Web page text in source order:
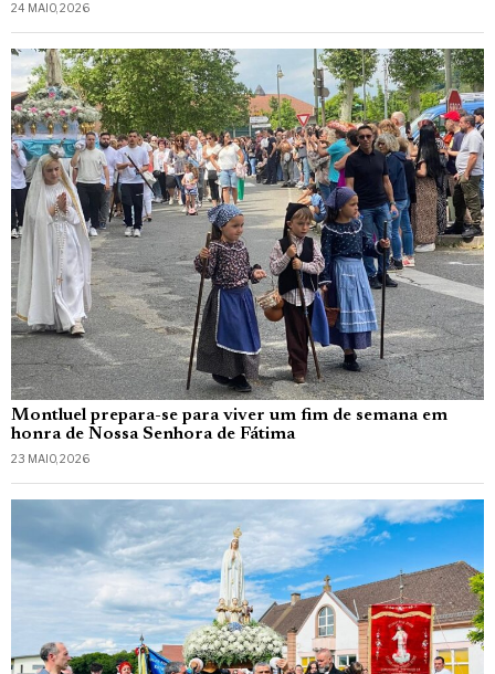
24 MAIO, 2026
Montluel prepara-se para viver um fim de semana em
honra de Nossa Senhora de Fátima
23 MAIO, 2026